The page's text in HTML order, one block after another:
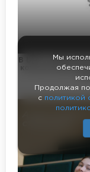
В ВАО города
Мы
Продолжая
с политикой